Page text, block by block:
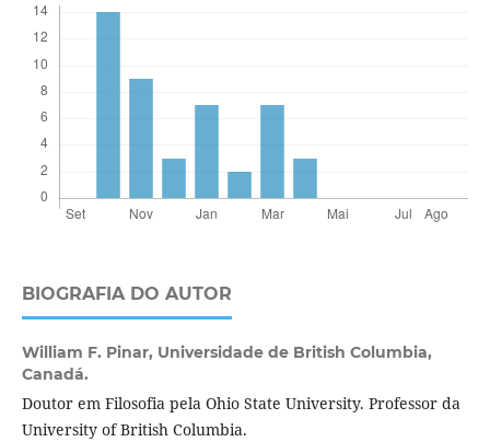
BIOGRAFIA DO AUTOR
William F. Pinar, Universidade de British Columbia,
Canadá.
Doutor em Filosofia pela Ohio State University. Professor da
University of British Columbia.